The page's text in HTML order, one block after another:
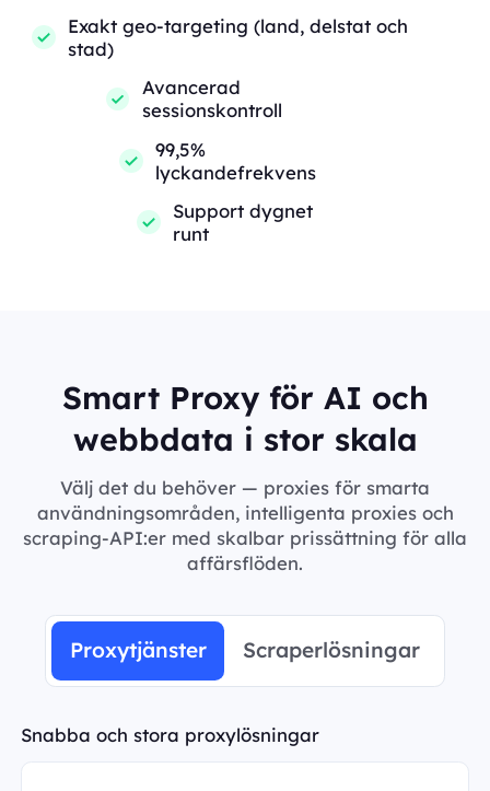
Exakt geo-targeting (land, delstat och
stad)
Avancerad
sessionskontroll
99,5%
lyckandefrekvens
Support dygnet
runt
Smart Proxy för AI och
webbdata i stor skala
Välj det du behöver — proxies för smarta
användningsområden, intelligenta proxies och
scraping-API:er med skalbar prissättning för alla
affärsflöden.
Proxytjänster Scraperlösningar
Snabba och stora proxylösningar